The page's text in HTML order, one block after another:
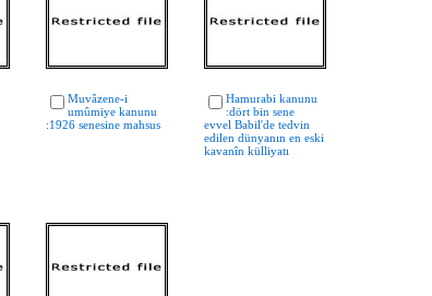
Muvâzene-i
umûmiye kanunu
:1926 senesine mahsus
Hamurabi kanunu
:dört bin sene
evvel Babil'de tedvin
edilen dünyanın en eski
kavanîn külliyatı